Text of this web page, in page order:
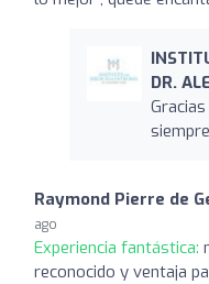
DR.
Raymond Pierre de
ago
Experiencia fantástica:
reconocido y ventaja